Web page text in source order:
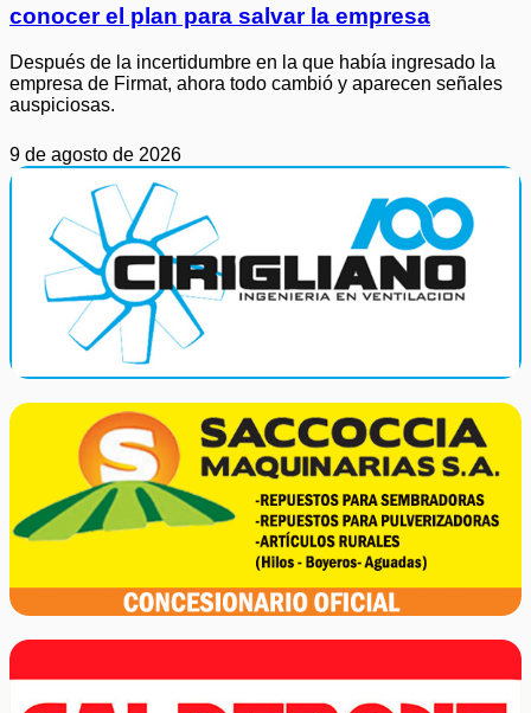
conocer el plan para salvar la empresa
Después de la incertidumbre en la que había ingresado la
empresa de Firmat, ahora todo cambió y aparecen señales
auspiciosas.
9 de agosto de 2026